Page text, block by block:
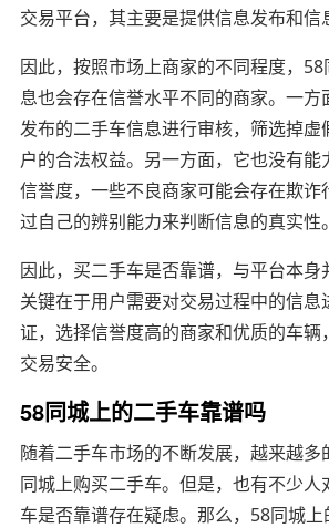
交易平台，其主要是提供信息发布和信
因此，按照市场上商家的不同程度，
息也会存在信誉水平不同的商家。一方
发布的二手车信息进行审核，筛选掉虚
户的合法权益。另一方面，它也没有能
信誉度，一些不良商家可能会存在欺诈
过自己的辨别能力来判断信息的真实性。
因此，买二手车是否靠谱，与平台本身
关键在于用户需要对交易过程中的信息
证，选择信誉度高的商家和优质的车辆
交易安全。
58同城上的二手车靠谱吗
随着二手车市场的不断发展，越来越
同城上购买二手车。但是，也有不少
车是否靠谱存在疑虑。那么，58同城